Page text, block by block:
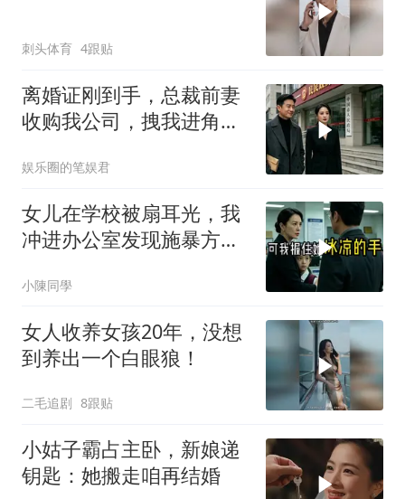
刺头体育 4跟贴
离婚证刚到手，总裁前妻
收购我公司，拽我进角
娱乐圈的笔娱君
女儿在学校被扇耳光，我
冲进办公室发现施暴方竟
女儿：现在打回去
小陳同學
女人收养女孩20年，没想
到养出一个白眼狼！
二毛追剧 8跟贴
小姑子霸占主卧，新娘递
钥匙：她搬走咱再结婚